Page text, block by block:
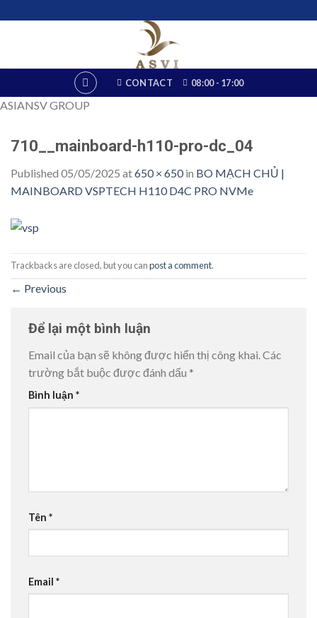
CONTACT 08:00 - 17:00
ASIANSV GROUP
710__mainboard-h110-pro-dc_04
Published 05/05/2025 at650 × 650in BO MẠCH CHỦ |
MAINBOARD VSPTECH H110 D4C PRO NVMe
Trackbacks are closed, but you canpost a comment.
← Previous
Để lại một bình luận
Email của bạn sẽ không được hiển thị công khai.Các
trường bắt buộc được đánh dấu *
Bình luận *
Tên *
Email *